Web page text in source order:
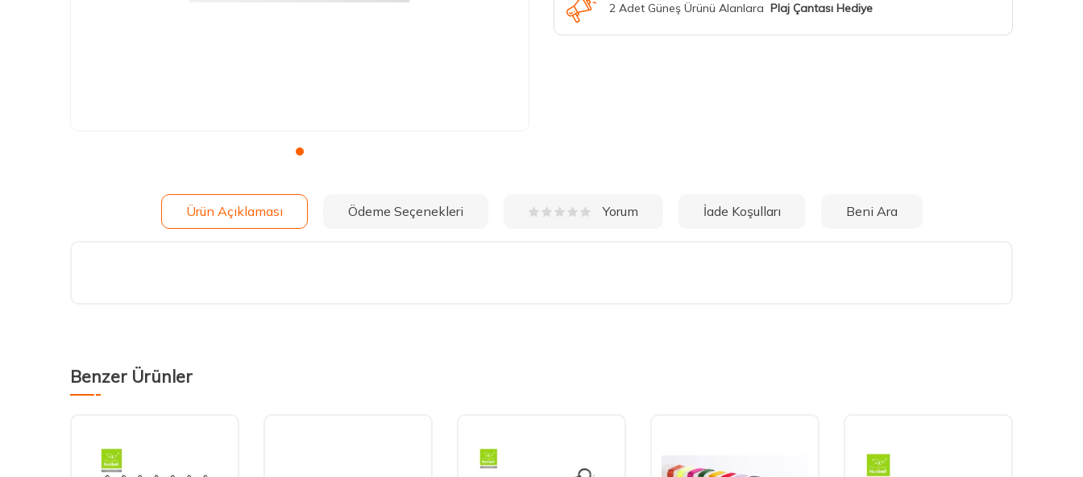
2 Adet Güneş Ürünü Alanlara Plaj Çantası Hediye
Ürün Açıklaması Ödeme Seçenekleri Yorum İade Koşulları Beni Ara
Benzer Ürünler